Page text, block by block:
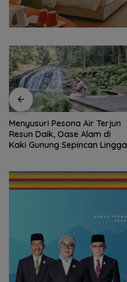
Menyusuri Pesona Air Terjun
Resun Daik, Oase Alam di
Kaki Gunung Sepincan Lingga